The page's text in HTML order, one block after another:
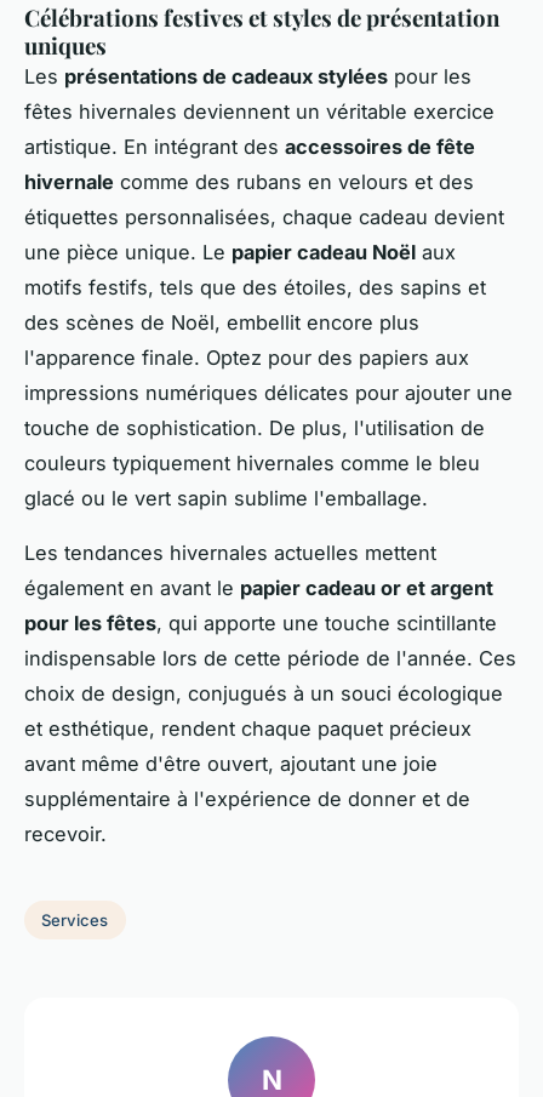
Célébrations festives et styles de présentation
uniques
Les présentations de cadeaux stylées pour les
fêtes hivernales deviennent un véritable exercice
artistique. En intégrant des accessoires de fête
hivernale comme des rubans en velours et des
étiquettes personnalisées, chaque cadeau devient
une pièce unique. Le papier cadeau Noël aux
motifs festifs, tels que des étoiles, des sapins et
des scènes de Noël, embellit encore plus
l'apparence finale. Optez pour des papiers aux
impressions numériques délicates pour ajouter une
touche de sophistication. De plus, l'utilisation de
couleurs typiquement hivernales comme le bleu
glacé ou le vert sapin sublime l'emballage.
Les tendances hivernales actuelles mettent
également en avant le papier cadeau or et argent
pour les fêtes, qui apporte une touche scintillante
indispensable lors de cette période de l'année. Ces
choix de design, conjugués à un souci écologique
et esthétique, rendent chaque paquet précieux
avant même d'être ouvert, ajoutant une joie
supplémentaire à l'expérience de donner et de
recevoir.
Services
N